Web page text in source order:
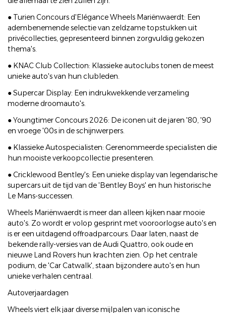
● Turien Concours d'Elégance Wheels Mariënwaerdt: Een
adembenemende selectie van zeldzame topstukken uit
privécollecties, gepresenteerd binnen zorgvuldig gekozen
thema's.
● KNAC Club Collection: Klassieke autoclubs tonen de meest
unieke auto's van hun clubleden.
● Supercar Display: Een indrukwekkende verzameling
moderne droomauto's.
● Youngtimer Concours 2026: De iconen uit de jaren '80, '90
en vroege '00s in de schijnwerpers.
● Klassieke Autospecialisten: Gerenommeerde specialisten die
hun mooiste verkoopcollectie presenteren.
● Cricklewood Bentley's: Een unieke display van legendarische
supercars uit de tijd van de 'Bentley Boys' en hun historische
Le Mans-successen.
Wheels Mariënwaerdt is meer dan alleen kijken naar mooie
auto's. Zo wordt er volop gesprint met vooroorlogse auto's en
is er een uitdagend offroadparcours. Daar laten, naast de
bekende rally-versies van de Audi Quattro, ook oude en
nieuwe Land Rovers hun krachten zien. Op het centrale
podium, de 'Car Catwalk', staan bijzondere auto's en hun
unieke verhalen centraal.
Autoverjaardagen
Wheels viert elk jaar diverse mijlpalen van iconische